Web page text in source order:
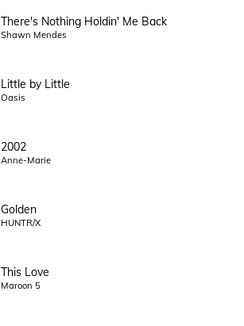
There's Nothing Holdin' Me Back
Shawn Mendes
Little by Little
Oasis
2002
Anne-Marie
Golden
HUNTR/X
This Love
Maroon 5